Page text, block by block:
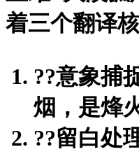
着三个翻译
??意象捕
烟，是烽
??留白处